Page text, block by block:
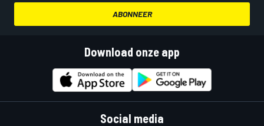
ABONNEER
Download onze app
Social media